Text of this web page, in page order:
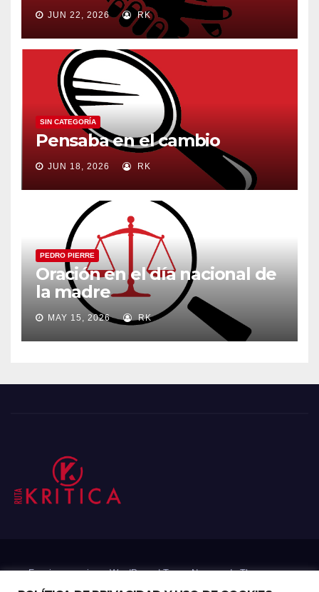
JUN 22, 2026 RK
SIN CATEGORÍA
Pensaba en el cambio
JUN 18, 2026 RK
PEDRO PIERRE
Oración en el día nacional de
la madre
MAY 15, 2026 RK
Funciona gracias a WordPress|Tema: Newsup deThemeansar